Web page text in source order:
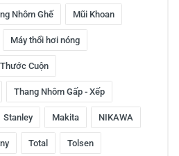
Nhôm Ghế Mũi Khoan
Máy thổi hơi nóng
Thước Cuộn
Thang Nhôm Gấp - Xếp
Stanley Makita NIKAWA
Total Tolsen